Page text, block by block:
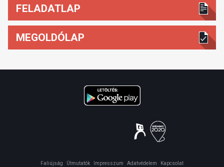
FELADATLAP
MEGOLDÓLAP
Faliújság Útmutatók Impresszum Adatvédelem Kapcsolat